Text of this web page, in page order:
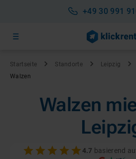
+49 30 991
Startseite Standorte Leipzig
Walzen
Walzen
4.7 basierend